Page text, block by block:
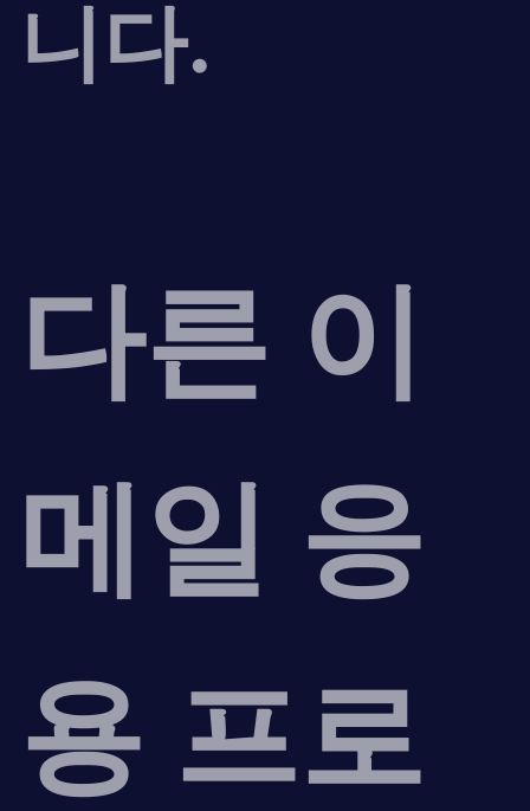
니다.
다른 이
메일 응
용 프로